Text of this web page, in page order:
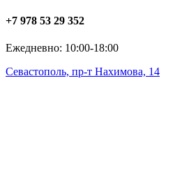
+7 978 53 29 352
Ежедневно: 10:00-18:00
Севастополь, пр-т Нахимова, 14